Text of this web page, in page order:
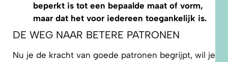
beperkt is tot een bepaalde maat of vorm,
maar dat het voor iedereen toegankelijk is.
DE WEG NAAR BETERE PATRONEN
Nu je de kracht van goede patronen begrijpt, wil je